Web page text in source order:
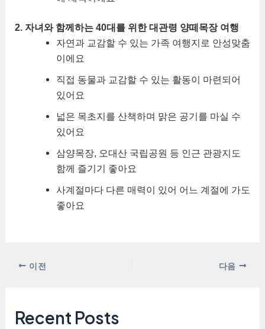
2. 자녀와 함께하는 40대를 위한 대관령 양떼목장 여행
자연과 교감할 수 있는 가족 여행지로 안성맞춤
이에요
직접 동물과 교감할 수 있는 활동이 마련되어
있어요
넓은 목초지를 산책하며 맑은 공기를 마실 수
있어요
삼양목장, 오대산 국립공원 등 인근 관광지도
함께 즐기기 좋아요
사계절마다 다른 매력이 있어 어느 계절에 가도
좋아요
이전 다음
Recent Posts